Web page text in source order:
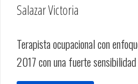
Salazar Victoria
Terapista ocupacional con
2017 con una fuerte sensibilidad